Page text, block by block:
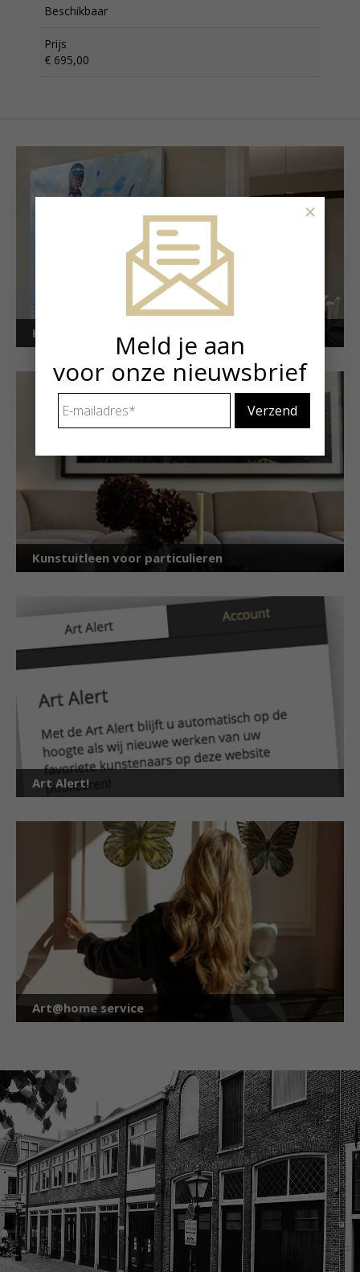
Beschikbaar
Prijs
€ 695,00
Kunstuitleen voor bedrijven
Kunstuitleen voor particulieren
Art Alert!
Art@home service
Meld je aan
voor onze nieuwsbrief
mailadres *
×